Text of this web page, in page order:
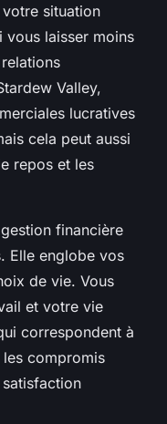
situation
vous laisser moins
Valley,
lucratives
cela peut aussi
repos et les
financière
Elle englobe vos
de vie. Vous
et votre vie
correspondent à
compromis